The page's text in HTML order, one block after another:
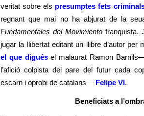
veritat sobre els presumptes fets
regnant que mai no ha abjurat de la
Fundamentales del Movimiento franquista.
jugar la llibertat editant un llibre d’autor
el que diguésel malaurat Ramon
l’afició colpistadel pare del futur cada
escarn i oprobi de catalans— Felipe VI .
Beneficiats a